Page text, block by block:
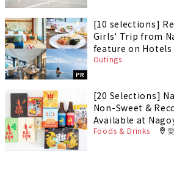
PR
[10 selections]
Girls' Trip from
feature on Hotels
Outings
[20 Selections]
Non-Sweet &
Available at
Foods & Drinks